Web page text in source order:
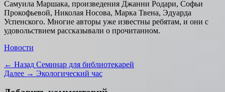
Самуила Маршака, произведения Джанни Родари, Софьи
Прокофьевой, Николая Носова, Марка Твена, Эдуарда
Успенского. Многие авторы уже известны ребятам, и они с
удовольствием рассказывали о прочитанном.
Категории
Новости
Навигация
по
← Назад Предыдущая
запись:
Семинар для библиотекарей
Далее → Следующая
Экологический час